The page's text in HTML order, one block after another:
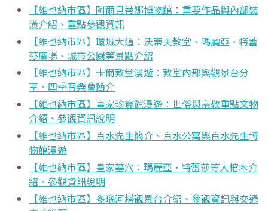
【維也納市區】阿爾貝蒂娜博物館：重要作品與內部裝
潢介紹、重點參觀資訊
【維也納市區】環城大道：沃蒂夫教堂、瑪麗亞·特蕾
莎廣場、城市公園等景點介紹
【維也納市區】卡爾教堂漫遊：教堂內部與觀景台分
享、四季音樂會簡介
【維也納市區】皇家珍寶館漫遊：世俗與宗教重點文物
介紹、參觀資訊說明
【維也納市區】百水先生簡介、百水公寓與百水先生博
物館漫遊
【維也納市區】皇家墓穴：瑪麗亞·特蕾莎等人棺木介
紹、參觀資訊說明
【維也納市區】多瑙河塔觀景台介紹、參觀資訊與交通